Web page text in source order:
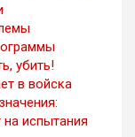
убить!
в войска
на испытания